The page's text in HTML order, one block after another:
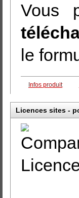
Vous
le
Infos produit
Licences sites -